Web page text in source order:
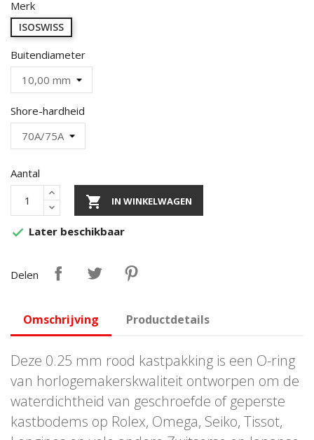
Merk
ISOSWISS
Buitendiameter
Shore-hardheid
Aantal
 IN WINKELWAGEN
 Later beschikbaar
Delen
Omschrijving Productdetails
Deze 0.25 mm rood kastpakking is een O-ring
van horlogemakerskwaliteit ontworpen om de
waterdichtheid van geschroefde of geperste
kastbodems op Rolex, Omega, Seiko, Tissot,